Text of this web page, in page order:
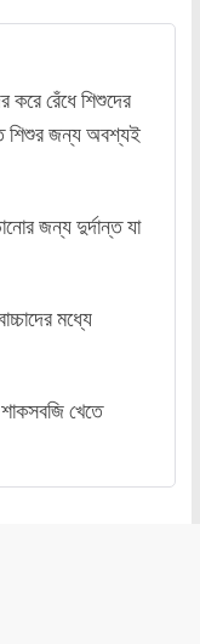
করে রেঁধে শিশুদের
শিশুর জন্য অবশ্যই
জন্য দুর্দান্ত যা
মধ্যে
খেতে